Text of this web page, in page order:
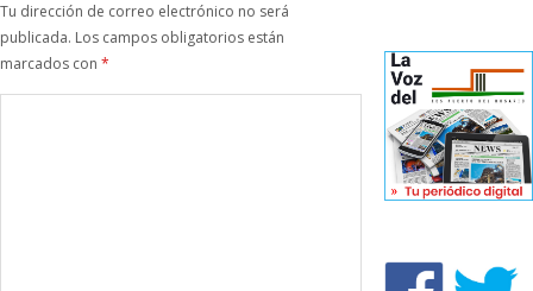
Tu dirección de correo electrónico no será
publicada. Los campos obligatorios están
marcados con *